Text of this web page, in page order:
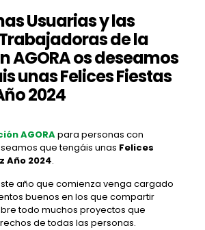
Usuarias y las
de la
AGORA os deseamos
unas Felices Fiestas
2024
AGORApara personas con
que tengáis unas Felices
Año 2024.
año que comienza venga cargado
buenos en los que compartir
todo muchos proyectos que
de todas las personas.